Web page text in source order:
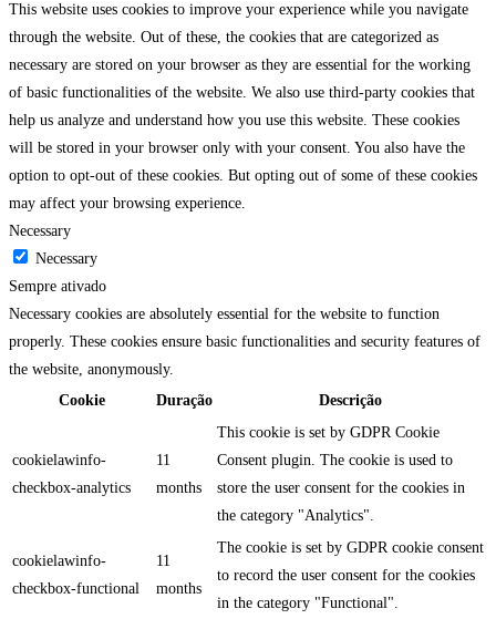
This website uses cookies to improve your experience while you navigate
through the website. Out of these, the cookies that are categorized as
necessary are stored on your browser as they are essential for the working
of basic functionalities of the website. We also use third-party cookies that
help us analyze and understand how you use this website. These cookies
will be stored in your browser only with your consent. You also have the
option to opt-out of these cookies. But opting out of some of these cookies
may affect your browsing experience.
Necessary
Necessary
Sempre ativado
Necessary cookies are absolutely essential for the website to function
properly. These cookies ensure basic functionalities and security features of
the website, anonymously.
Cookie
Duração Descrição
cookielawinfo-
checkbox-analytics
11
months
This cookie is set by GDPR Cookie
Consent plugin. The cookie is used to
store the user consent for the cookies in
the category "Analytics".
cookielawinfo-
checkbox-functional
11
months
The cookie is set by GDPR cookie consent
to record the user consent for the cookies
in the category "Functional".